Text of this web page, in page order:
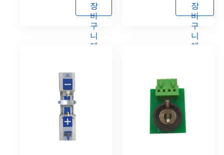
장
바
구
니
에
장
바
구
니
에